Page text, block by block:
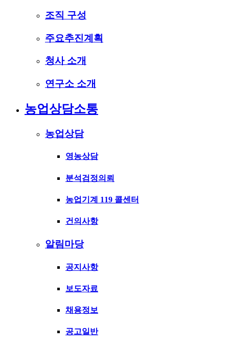
조직 구성
주요추진계획
청사 소개
연구소 소개
농업상담소통
농업상담
영농상담
분석검정의뢰
농업기계 119 콜센터
건의사항
알림마당
공지사항
보도자료
채용정보
공고일반